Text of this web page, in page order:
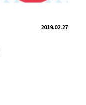
2019.02.27